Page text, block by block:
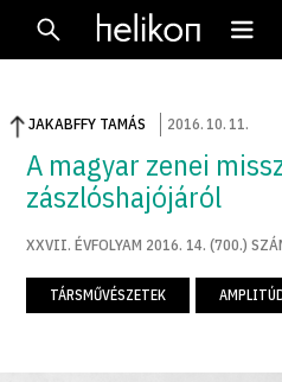
JAKABFFY TAMÁS 2016. 10. 11.
A magyar zenei
zászlóshajójáról
XXVII. ÉVFOLYAM 2016. 14. (700.)
TÁRSMŰVÉSZETEK